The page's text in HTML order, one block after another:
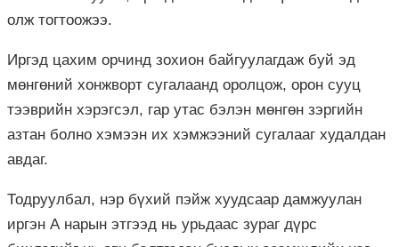
олж тогтоожээ.
Иргэд цахим орчинд зохион байгуулагдаж буй эд
мөнгөний хонжворт сугалаанд оролцож, орон сууц
тээврийн хэрэгсэл, гар утас бэлэн мөнгөн зэргийн
азтан болно хэмээн их хэмжээний сугалааг худалдан
авдаг.
Тодруулбал, нэр бүхий пэйж хуудсаар дамжуулан
иргэн А нарын этгээд нь урьдаас зураг дүрс